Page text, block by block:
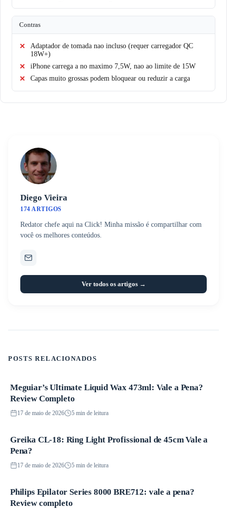
Contras
Adaptador de tomada nao incluso (requer carregador QC
18W+)
iPhone carrega a no maximo 7,5W, nao ao limite de 15W
Capas muito grossas podem bloquear ou reduzir a carga
Diego Vieira
174 ARTIGOS
Redator chefe aqui na Click! Minha missão é compartilhar com
você os melhores conteúdos.
Ver todos os artigos →
POSTS RELACIONADOS
Produtos
Meguiar’s Ultimate Liquid Wax 473ml: Vale a Pena?
Review Completo
17 de maio de 2026 5 min de leitura
Produtos
Greika CL-18: Ring Light Profissional de 45cm Vale a
Pena?
17 de maio de 2026 5 min de leitura
Produtos
Philips Epilator Series 8000 BRE712: vale a pena?
Review completo